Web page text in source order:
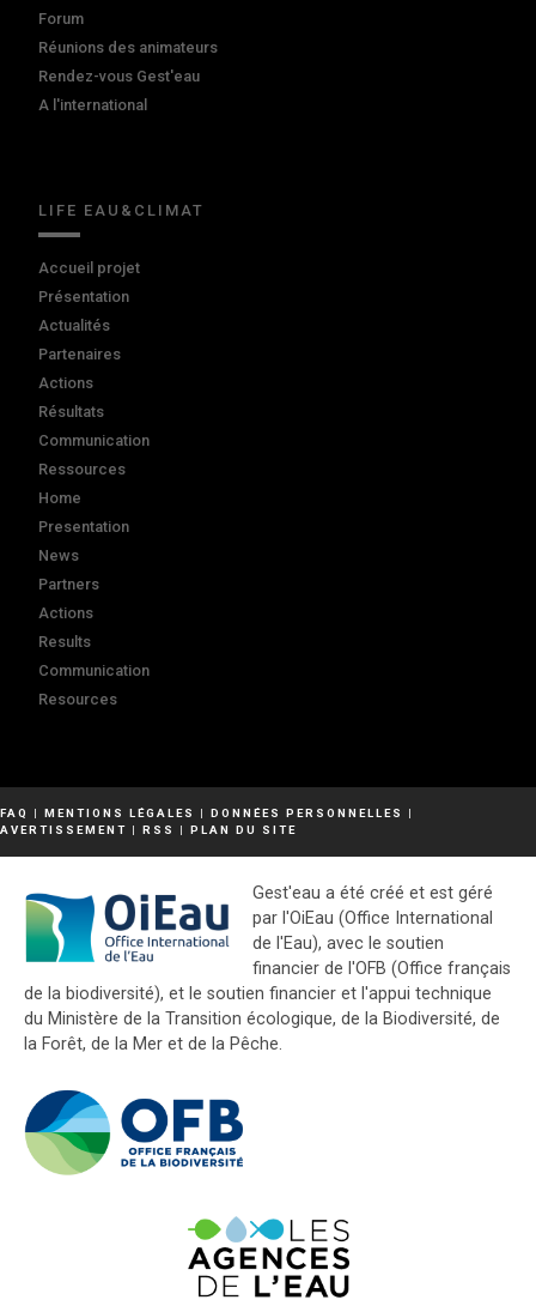
Forum
Réunions des animateurs
Rendez-vous Gest'eau
A l'international
LIFE EAU&CLIMAT
Accueil projet
Présentation
Actualités
Partenaires
Actions
Résultats
Communication
Ressources
Home
Presentation
News
Partners
Actions
Results
Communication
Resources
FAQ | MENTIONS LÉGALES | DONNÉES PERSONNELLES
|
AVERTISSEMENT | RSS | PLAN DU SITE
Gest'eau a été créé et est géré
par l'OiEau (Office International
de l'Eau), avec le soutien
financier de l'OFB (Office français
de la biodiversité), et le soutien financier et l'appui technique
du Ministère de la Transition écologique, de la Biodiversité, de
la Forêt, de la Mer et de la Pêche.